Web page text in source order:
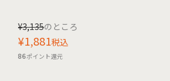
¥3,135のところ
¥1,881税込
86ポイント還元